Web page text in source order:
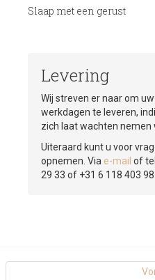
Slaap met een gerust
Levering
Wij streven er naar om
werkdagen te leveren,
zich laat wachten nemen
Uiteraard kunt u voor
opnemen. Via e-mail of
29 33 of +31 6 118 403 98.